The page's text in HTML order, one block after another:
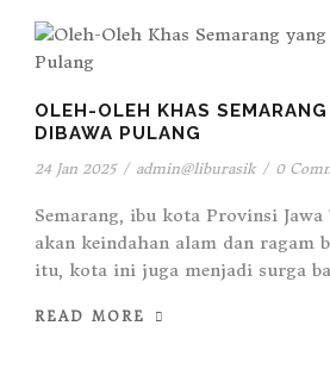
OLEH-OLEH KHAS
DIBAWA PULANG
24 Jan 2025 / admin@liburasik / 0
Semarang, ibu kota Provinsi Jawa
akan keindahan alam dan ragam
itu, kota ini juga menjadi surga
READ MORE